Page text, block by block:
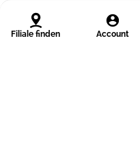
Filiale finden Account